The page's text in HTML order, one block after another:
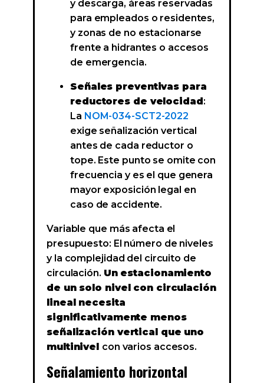
y descarga, áreas reservadas
para empleados o residentes,
y zonas de no estacionarse
frente a hidrantes o accesos
de emergencia.
Señales preventivas para
reductores de velocidad :
La NOM-034-SCT2-2022
exige señalización vertical
antes de cada reductor o
tope. Este punto se omite con
frecuencia y es el que genera
mayor exposición legal en
caso de accidente.
Variable que más afecta el
presupuesto: El número de niveles
y la complejidad del circuito de
circulación. Un estacionamiento
de un solo nivel con circulación
lineal necesita
significativamente menos
señalización vertical que uno
multinivel con varios accesos.
Señalamiento horizontal